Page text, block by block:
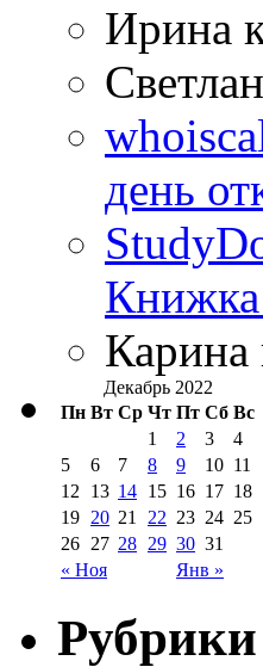
Ирина
день
Карина
Декабрь 2022
Пн Вт Ср Чт Пт Сб Вс
« Ноя Янв »
1 2 3
4
5
6 7 8 9 10 11
12
13 14 15 16 17 18
19 20 21 22 23 24 25
26 27 28 29 30 31
Рубрики